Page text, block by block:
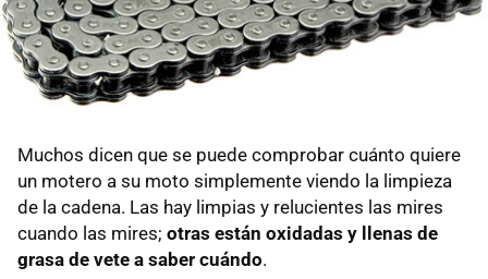
Muchos dicen que se puede comprobar cuánto quiere
un motero a su moto simplemente viendo la limpieza
de la cadena. Las hay limpias y relucientes las mires
cuando las mires; otras están oxidadas y llenas de
grasa de vete a saber cuándo.